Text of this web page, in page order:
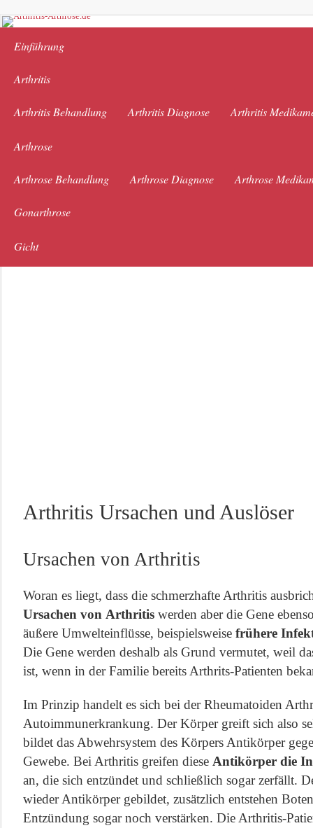
Einführung
Arthritis
Arthritis Behandlung Arthritis Diagnose Arthritis
Arthrose
Arthrose Behandlung Arthrose Diagnose Arthrose
Gonarthrose
Gicht
Arthritis Ursachen und Auslöser
Ursachen von Arthritis
Woran es liegt, dass die schmerzhafte Arthritis
Ursachen von Arthritis werden aber die Gene
äußere Umwelteinflüsse, beispielsweise frühere
Die Gene werden deshalb als Grund vermutet, weil
ist, wenn in der Familie bereits Arthrits-Patienten
Im Prinzip handelt es sich bei der Rheumatoiden
Autoimmunerkrankung. Der Körper greift sich also
bildet das Abwehrsystem des Körpers Antikörper
Gewebe. Bei Arthritis greifen diese Antikörper die
an, die sich entzündet und schließlich sogar zerfällt.
wieder Antikörper gebildet, zusätzlich entstehen
Entzündung sogar noch verstärken. Die Arthritis-